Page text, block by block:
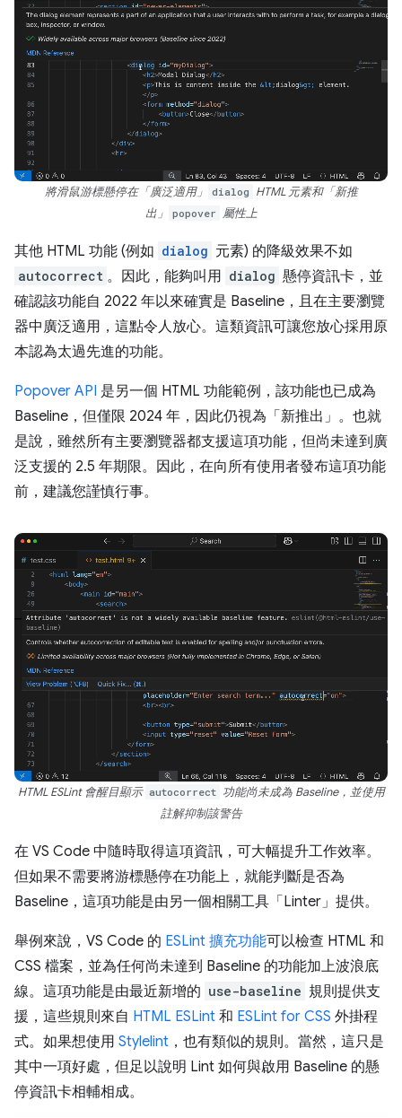
將滑鼠游標懸停在「廣泛適用」 dialog HTML 元素和「新推
出」
popover 屬性上
其他 HTML 功能 (例如 dialog 元素) 的降級效果不如
autocorrect 。因此，能夠叫用 dialog 懸停資訊卡，並
確認該功能自 2022 年以來確實是 Baseline，且在主要瀏覽
器中廣泛適用，這點令人放心。這類資訊可讓您放心採用原
本認為太過先進的功能。
Popover API 是另一個 HTML 功能範例，該功能也已成為
Baseline，但僅限 2024 年，因此仍視為「新推出」。也就
是說，雖然所有主要瀏覽器都支援這項功能，但尚未達到廣
泛支援的 2.5 年期限。因此，在向所有使用者發布這項功能
前，建議您謹慎行事。
HTML ESLint 會醒目顯示 autocorrect 功能尚未成為 Baseline，並使用
註解抑制該警告
在 VS Code 中隨時取得這項資訊，可大幅提升工作效率。
但如果不需要將游標懸停在功能上，就能判斷是否為
Baseline，這項功能是由另一個相關工具「Linter」提供。
舉例來說，VS Code 的 ESLint 擴充功能可以檢查 HTML 和
CSS 檔案，並為任何尚未達到 Baseline 的功能加上波浪底
線。這項功能是由最近新增的 use-baseline 規則提供支
援，這些規則來自 HTML ESLint 和 ESLint for CSS 外掛程
式。如果想使用 Stylelint ，也有類似的規則。當然，這只是
其中一項好處，但足以說明 Lint 如何與啟用 Baseline 的懸
停資訊卡相輔相成。